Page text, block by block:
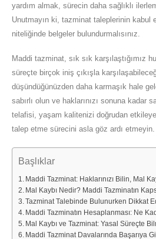
yardım almak, sürecin daha sağlıklı
Unutmayın ki, tazminat taleplerinin kabul
niteliğinde belgeler bulundurmalısınız.
Maddi tazminat, sık sık karşılaştığımız
süreçte birçok iniş çıkışla
düşündüğünüzden daha karmaşık hale
sabırlı olun ve haklarınızı sonuna kadar
telafisi, yaşam kalitenizi doğrudan
talep etme sürecini asla göz ardı etmeyin.
Başlıklar
Maddi Tazminat: Haklarınızı Bilin, Mal
Mal Kaybı Nedir? Maddi Tazminatın
Tazminat Talebinde Bulunurken Dikkat
Maddi Tazminatın Hesaplanması: Ne
Mal Kaybı ve Tazminat: Yasal Süreçte
Maddi Tazminat Davalarında Başarıya